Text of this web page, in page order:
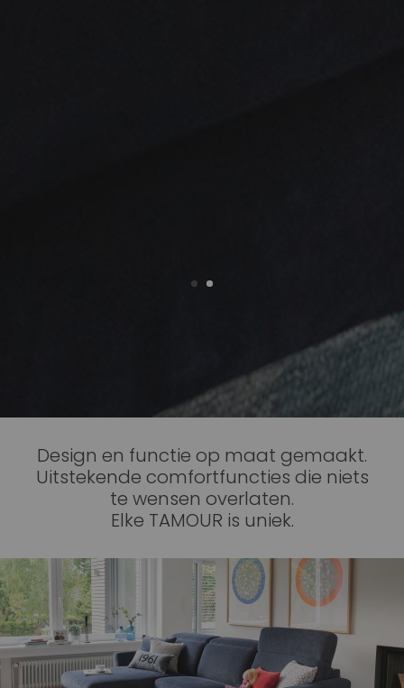
Design en functie op maat gemaakt.
Uitstekende comfortfuncties die niets
te wensen overlaten.
Elke TAMOUR is uniek.